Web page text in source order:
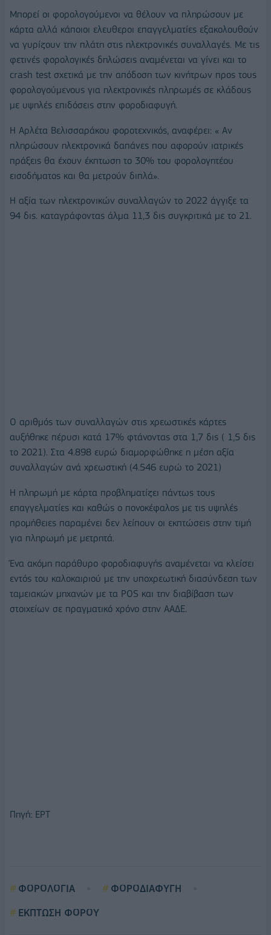
Μπορεί οι φορολογούμενοι να θέλουν να πληρώσουν με
κάρτα αλλά κάποιοι ελευθεροι επαγγελματίες εξακολουθούν
να γυρίζουν την πλάτη στις ηλεκτρονικές συναλλαγές. Με τις
φετινές φορολογικές δηλώσεις αναμένεται να γίνει και το
crash test σχετικά με την απόδοση των κινήτρων προς τους
φορολογούμενους για ηλεκτρονικές πληρωμές σε κλάδους
με υψηλές επιδόσεις στην φοροδιαφυγή.
Η Αρλέτα Βελισσαράκου φοροτεχνικός, αναφέρει: « Αν
πληρώσουν ηλεκτρονικά δαπάνες που αφορούν ιατρικές
πράξεις θα έχουν έκπτωση το 30% του φορολογητέου
εισοδήματος και θα μετρούν διπλά».
Η αξία των ηλεκτρονικών συναλλαγών τo 2022 άγγιξε τα
94 διs. καταγράφοντας άλμα 11,3 δις συγκριτικά με το 21.
Ο αριθμός των συναλλαγών στις χρεωστικές κάρτες
αυξήθηκε πέρυσι κατά 17% φτάνοντας στα 1,7 δις ( 1,5 δις
το 2021). Στα 4.898 ευρώ διαμορφώθηκε η μέση αξία
συναλλαγών ανά χρεωστική (4.546 ευρώ το 2021)
Η πληρωμή με κάρτα προβληματίζει πάντως τους
επαγγελματίες και καθώς ο πονοκέφαλος με τις υψηλές
προμήθειες παραμένει δεν λείπουν οι εκπτώσεις στην τιμή
για πληρωμή με μετρητά.
Ένα ακόμη παράθυρο φοροδιαφυγής αναμένεται να κλείσει
εντός του καλοκαιριού με την υποχρεωτική διασύνδεση των
ταμειακών μηχανών με τα POS και την διαβίβαση των
στοιχείων σε πραγματικό χρόνο στην ΑΑΔΕ.
Πηγή: ΕΡΤ
ΦΟΡΟΛΟΓΙΑ
ΦΟΡΟΔΙΑΦΥΓΗ
ΕΚΠΤΩΣΗ ΦΟΡΟΥ